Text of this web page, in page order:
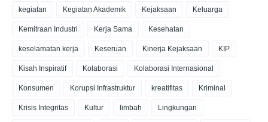
kegiatan Kegiatan Akademik Kejaksaan Keluarga
Kemitraan Industri Kerja Sama Kesehatan
keselamatan kerja Keseruan Kinerja Kejaksaan KIP
Kisah Inspiratif Kolaborasi Kolaborasi Internasional
Konsumen Korupsi Infrastruktur kreatifitas Kriminal
Krisis Integritas Kultur limbah Lingkungan